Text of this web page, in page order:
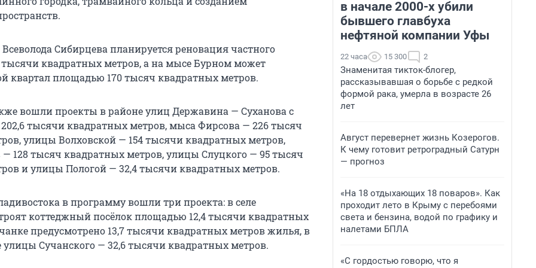
Сибирцева планируется реновация частного
тысячи квадратных метров, а на мысе Бурном может
квартал площадью 170 тысяч квадратных метров.
вошли проекты в районе улиц Державина — Суханова с
тысячи квадратных метров, мыса Фирсова — 226 тысяч
улицы Волховской — 154 тысячи квадратных метров,
128 тысяч квадратных метров, улицы Слуцкого — 95 тысяч
и улицы Пологой — 32,4 тысячи квадратных метров.
в программу вошли три проекта: в селе
коттеджный посёлок площадью 12,4 тысячи квадратных
предусмотрено 13,7 тысячи квадратных метров жилья, в
улицы Сучанского — 32,6 тысячи квадратных метров.
в начале 2000-х убили
бывшего главбуха
нефтяной компании Уфы
22 часа 15 300 2
Знаменитая тикток-блогер,
рассказывавшая о борьбе с редкой
формой рака, умерла в возрасте 26
лет
Август перевернет жизнь Козерогов.
К чему готовит ретроградный Сатурн
— прогноз
«На 18 отдыхающих 18 поваров». Как
проходит лето в Крыму с перебоями
света и бензина, водой по графику и
налетами БПЛА
«С гордостью говорю, что я